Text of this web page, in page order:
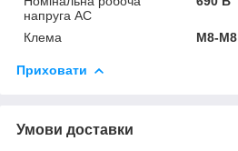
напруга AC
Клема M8-M8
Приховати
Умови доставки